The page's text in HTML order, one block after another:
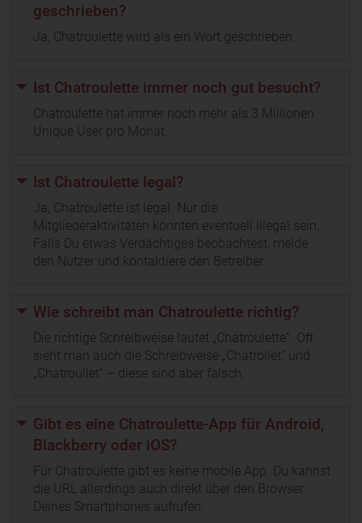
geschrieben?
Ja, Chatroulette wird als ein Wort geschrieben.
Ist Chatroulette immer noch gut besucht?
Chatroulette hat immer noch mehr als 3 Millionen
Unique User pro Monat.
Ist Chatroulette legal?
Ja, Chatroulette ist legal. Nur die
Mitgliederaktivitäten könnten eventuell illegal sein.
Falls Du etwas Verdächtiges beobachtest, melde
den Nutzer und kontaktiere den Betreiber.
Wie schreibt man Chatroulette richtig?
Die richtige Schreibweise lautet „Chatroulette“. Oft
sieht man auch die Schreibweise „Chatrollet“ und
„Chatroullet“ – diese sind aber falsch.
Gibt es eine Chatroulette-App für Android,
Blackberry oder iOS?
Für Chatroulette gibt es keine mobile App. Du kannst
die URL allerdings auch direkt über den Browser
Deines Smartphones aufrufen.